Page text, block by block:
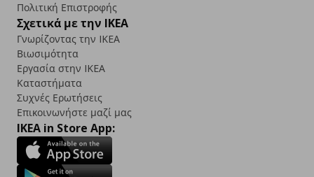
Πολιτική Επιστροφής
Σχετικά με την IKEA
Γνωρίζοντας την IKEA
Βιωσιμότητα
Εργασία στην IKEA
Καταστήματα
Συχνές Ερωτήσεις
Επικοινωνήστε μαζί μας
IKEA in Store App: